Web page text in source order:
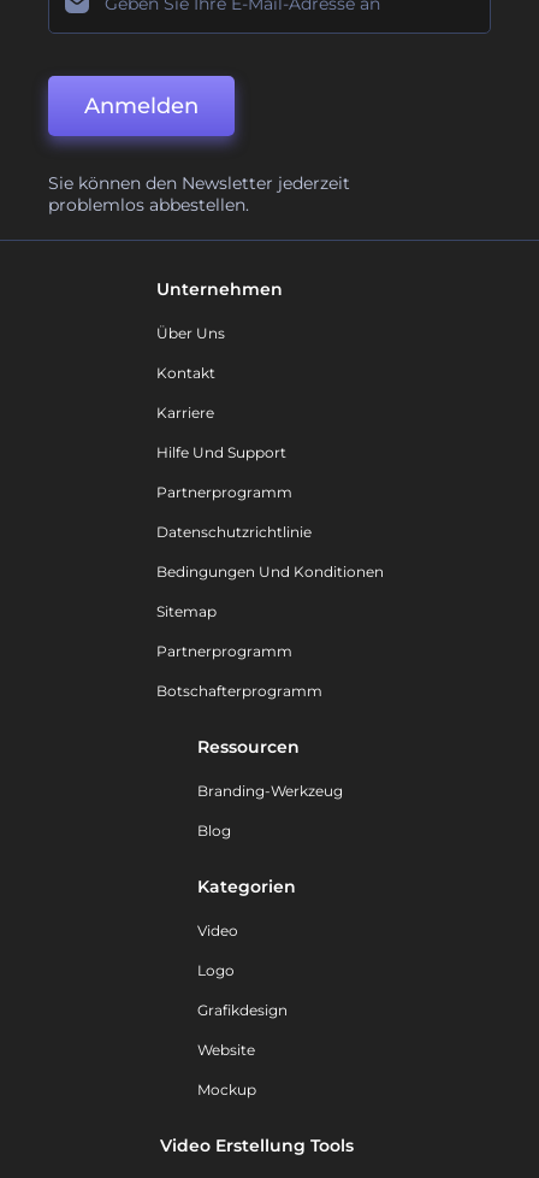
Anmelden
Sie können den Newsletter jederzeit
problemlos abbestellen.
Unternehmen
Über Uns
Kontakt
Karriere
Hilfe Und Support
Partnerprogramm
Datenschutzrichtlinie
Bedingungen Und Konditionen
Sitemap
Partnerprogramm
Botschafterprogramm
Ressourcen
Branding-Werkzeug
Blog
Kategorien
Video
Logo
Grafikdesign
Website
Mockup
Video Erstellung Tools